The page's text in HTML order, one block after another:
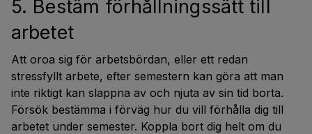
5. Bestäm förhållningssätt till
arbetet
Att oroa sig för arbetsbördan, eller ett redan
stressfyllt arbete, efter semestern kan göra att man
inte riktigt kan slappna av och njuta av sin tid borta.
Försök bestämma i förväg hur du vill förhålla dig till
arbetet under semester. Koppla bort dig helt om du